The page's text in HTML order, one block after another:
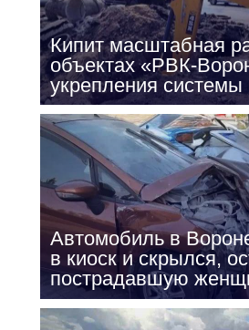
Кипит масштабная
объектах «РВК-
укрепления системы
Автомобиль в
в киоск и скрылся,
пострадавшую